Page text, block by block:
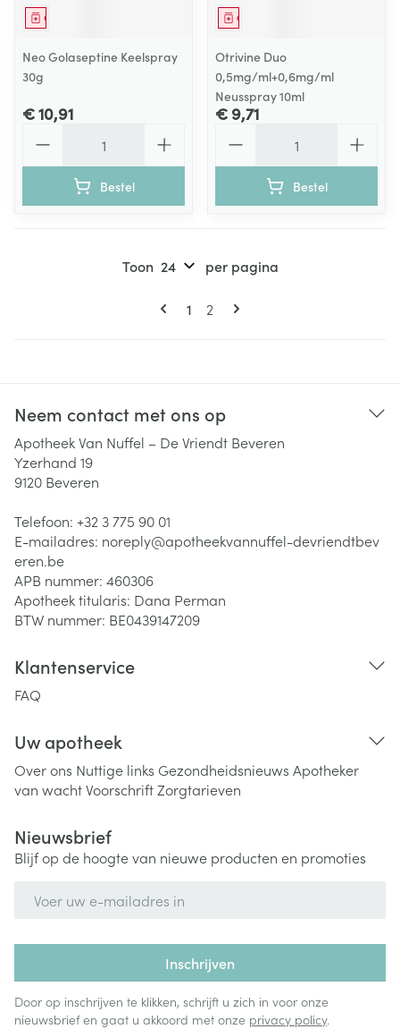
Geneesmiddel
Neo Golaseptine Keelspray
30g
€ 10,91
Bestel
Geneesmiddel
Otrivine Duo
0,5mg/ml+0,6mg/ml
Neusspray 10ml
€ 9,71
Bestel
Pagina's
U lees momenteel pagina
1 Pagina
2
Toon per pagina
Neem contact met ons op
Apotheek Van Nuffel – De Vriendt Beveren
Yzerhand 19
9120 Beveren
Telefoon: +32 3 775 90 01
E-mailadres: noreply@apotheekvannuffel-devriendtbev
eren.be
APB nummer: 460306
Apotheek titularis: Dana Perman
BTW nummer: BE0439147209
Klantenservice
FAQ
Uw apotheek
Over ons Nuttige links Gezondheidsnieuws Apotheker
van wachtVoorschriftZorgtarieven
Nieuwsbrief
Blijf op de hoogte van nieuwe producten en promoties
Inschrijven
Door op inschrijven te klikken, schrijft u zich in voor onze
nieuwsbrief en gaat u akkoord met onze privacy policy.